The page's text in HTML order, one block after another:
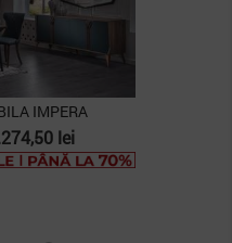
IMPERA
lei